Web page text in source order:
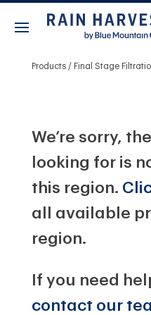
Products Final Stage
We’re sorry,
looking for is
this region.
all available
region.
If you need
contact our